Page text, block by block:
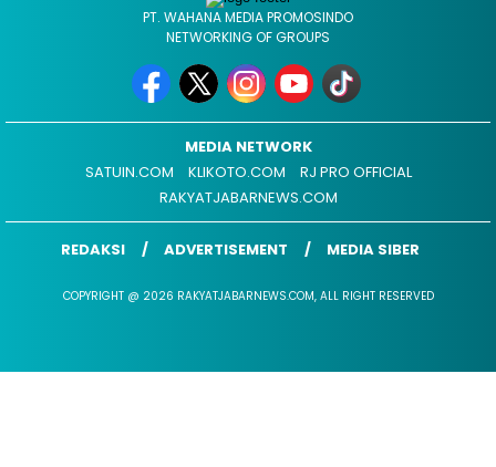
PT. WAHANA MEDIA PROMOSINDO
NETWORKING OF GROUPS
MEDIA NETWORK
SATUIN.COM
KLIKOTO.COM
RJ PRO OFFICIAL
RAKYATJABARNEWS.COM
REDAKSI ADVERTISEMENT MEDIA SIBER
COPYRIGHT @ 2026 RAKYATJABARNEWS.COM, ALL RIGHT RESERVED